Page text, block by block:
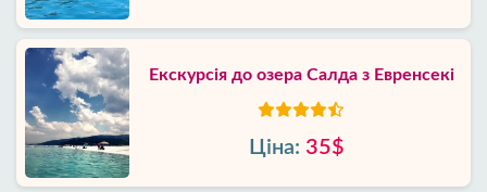
Екскурсія до озера Салда з Евренсекі
Ціна: 35$